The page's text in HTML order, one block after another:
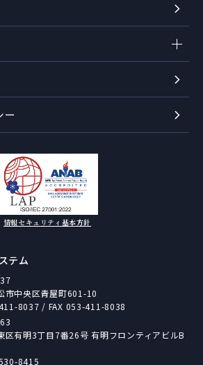
ー
テム
市中央区青屋町601-10
8037 / FAX 053-411-8038
区有明3丁目7番26号 有明フロンティアビルB
8415
情報セキュリティ基本方針